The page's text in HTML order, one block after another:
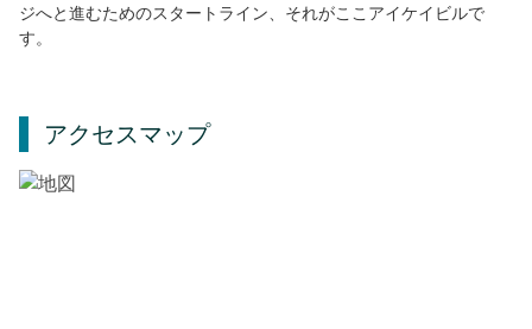
ジへと進むためのスタートライン、それがここアイケイビルで
す。
アクセスマップ